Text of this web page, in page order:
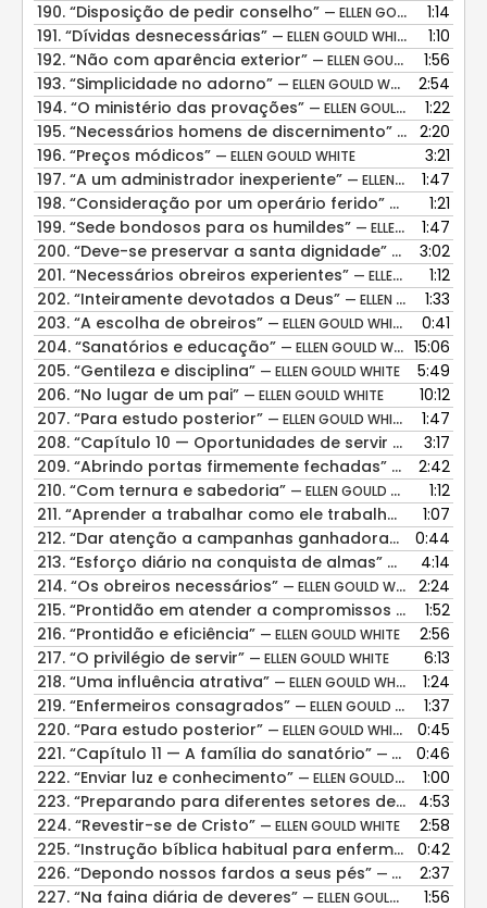
190. “Disposição de pedir conselho” — ELLEN GOULD WHITE
1:14
191. “Dívidas desnecessárias” — ELLEN GOULD WHITE
1:10
192. “Não com aparência exterior” — ELLEN GOULD WHITE
1:56
193. “Simplicidade no adorno” — ELLEN GOULD WHITE
2:54
194. “O ministério das provações” — ELLEN GOULD WHITE
1:22
195. “Necessários homens de discernimento” — ELLEN
2:20
196. “Preços módicos” — ELLEN GOULD WHITE
3:21
197. “A um administrador inexperiente” — ELLEN GOULD WHITE
1:47
198. “Consideração por um operário ferido” — ELLEN1:21
199. “Sede bondosos para os humildes” — ELLEN GOULD WHITE
1:47
200. “Deve-se preservar a santa dignidade” — ELLEN
3:02
201. “Necessários obreiros experientes” — ELLEN GOULD WHITE
1:12
202. “Inteiramente devotados a Deus” — ELLEN GOULD WHITE
1:33
203. “A escolha de obreiros” — ELLEN GOULD WHITE
0:41
204. “Sanatórios e educação” — ELLEN GOULD WHITE
15:06
205. “Gentileza e disciplina” — ELLEN GOULD WHITE
5:49
206. “No lugar de um pai” — ELLEN GOULD WHITE
10:12
207. “Para estudo posterior” — ELLEN GOULD WHITE
1:47
208. “Capítulo 10 — Oportunidades de servir nos hospitais e sanatórios”
3:17
209. “Abrindo portas firmemente fechadas” — ELLEN
2:42
210. “Com ternura e sabedoria” — ELLEN GOULD WHITE
1:12
211. “Aprender a trabalhar como ele trabalhou” — ELLEN
1:07
212. “Dar atenção a campanhas ganhadoras de almas”
0:44
213. “Esforço diário na conquista de almas” — ELLEN4:14
214. “Os obreiros necessários” — ELLEN GOULD WHITE
2:24
215. “Prontidão em atender a compromissos de visitas”
1:52
216. “Prontidão e eficiência” — ELLEN GOULD WHITE
2:56
217. “O privilégio de servir” — ELLEN GOULD WHITE
6:13
218. “Uma influência atrativa” — ELLEN GOULD WHITE
1:24
219. “Enfermeiros consagrados” — ELLEN GOULD WHITE
1:37
220. “Para estudo posterior” — ELLEN GOULD WHITE
0:45
221. “Capítulo 11 — A família do sanatório” — ELLEN GOULD WHITE
0:46
222. “Enviar luz e conhecimento” — ELLEN GOULD WHITE
1:00
223. “Preparando para diferentes setores de trabalho”
4:53
224. “Revestir-se de Cristo” — ELLEN GOULD WHITE
2:58
225. “Instrução bíblica habitual para enfermeiros” —
0:42
226. “Depondo nossos fardos a seus pés” — ELLEN GOULD WHITE
2:37
227. “Na faina diária de deveres” — ELLEN GOULD WHITE
1:56